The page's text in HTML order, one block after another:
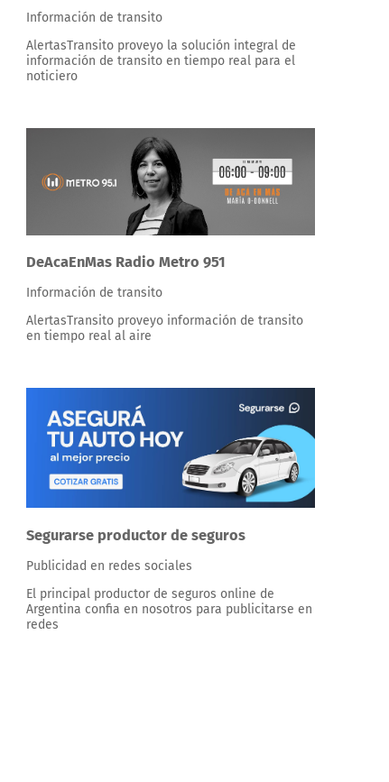
Información de transito
AlertasTransito proveyo la solución integral de
información de transito en tiempo real para el
noticiero
DeAcaEnMas Radio Metro 951
Información de transito
AlertasTransito proveyo información de transito
en tiempo real al aire
Segurarse productor de seguros
Publicidad en redes sociales
El principal productor de seguros online de
Argentina confia en nosotros para publicitarse en
redes